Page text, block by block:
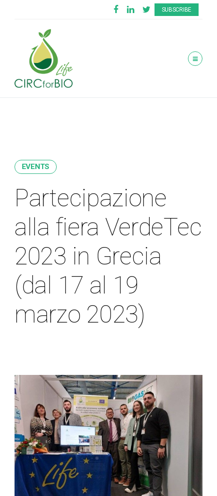
SUBSCRIBE
EVENTS
Partecipazione
alla fiera VerdeTec
2023 in Grecia
(dal 17 al 19
marzo 2023)